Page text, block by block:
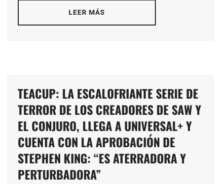
LEER MÁS
TEACUP: LA ESCALOFRIANTE SERIE DE
TERROR DE LOS CREADORES DE SAW Y
EL CONJURO, LLEGA A UNIVERSAL+ Y
CUENTA CON LA APROBACIÓN DE
STEPHEN KING: “ES ATERRADORA Y
PERTURBADORA”